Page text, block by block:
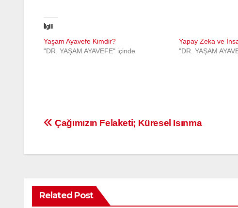
İlgili
Yaşam Ayavefe Kimdir?
"DR. YAŞAM AYAVEFE" içinde
Yapay Zeka ve
"DR. YAŞAM
Yazı
Çağımızın Felaketi; Küresel Isınma
Related Post